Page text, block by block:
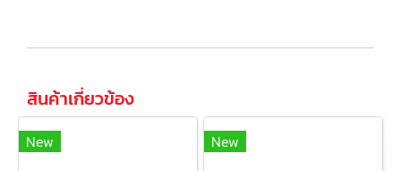
สินค้าเกี่ยวข้อง
New New